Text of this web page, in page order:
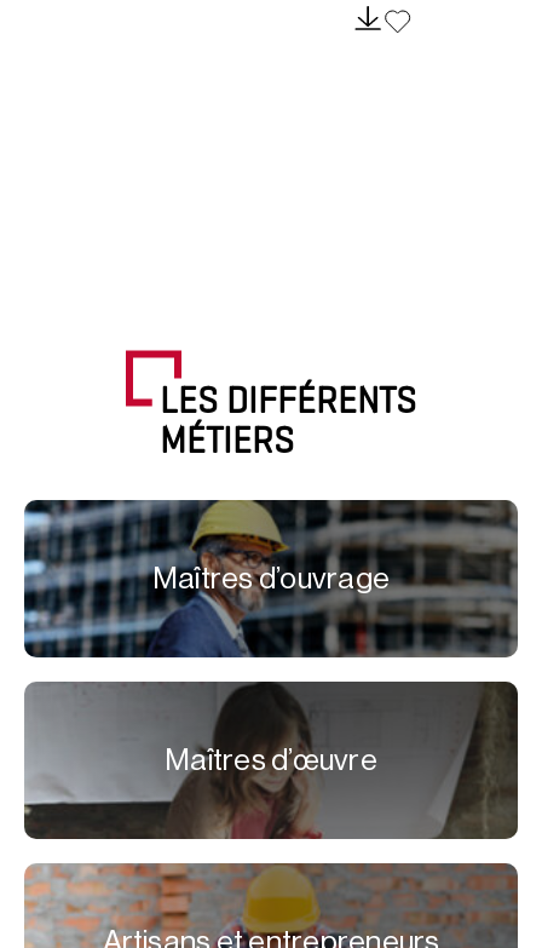
LES DIFFÉRENTS
MÉTIERS
Maîtres d’ouvrage
Maîtres d’œuvre
Artisans et entrepreneurs